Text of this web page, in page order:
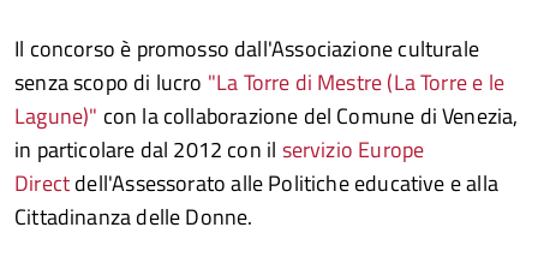
Il concorso è promosso dall'Associazione culturale
senza scopo di lucro "La Torre di Mestre (La Torre e le
Lagune)" con la collaborazione del Comune di Venezia,
in particolare dal 2012 con il servizio Europe
Directdell'Assessorato alle Politiche educative e alla
Cittadinanza delle Donne.